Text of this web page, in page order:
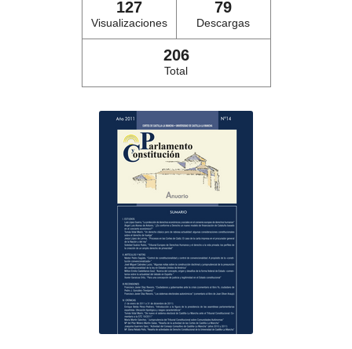
127
Visualizaciones
79
Descargas
206
Total